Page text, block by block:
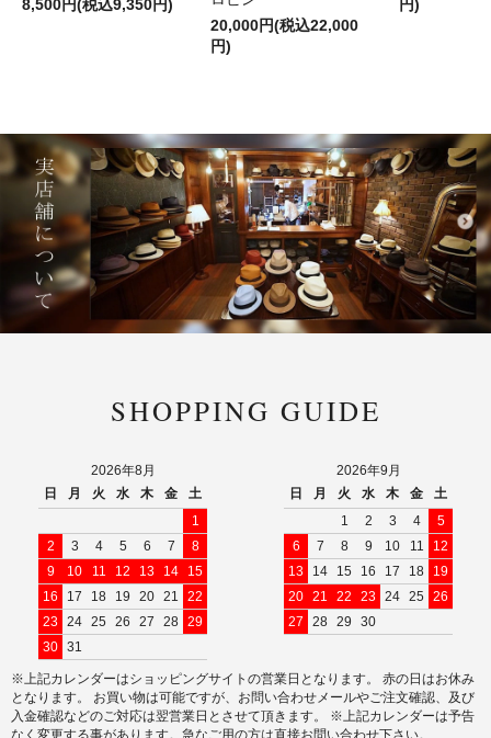
8,500円(税込9,350円)
20,000円(税込22,000
円)
円)
SHOPPING GUIDE
2026年8月
日
月 火 水 木 金
土
1
2
3 4 5 6 7
8
9
10 11 12 13 14
15
16
17 18 19 20 21
22
23 24 25 26 27 28 29
30 31
2026年9月
日
月 火 水 木 金
土
1
2 3 4
5
6
7 8 9 10 11
12
13
14 15 16 17 18
19
20 21 22 23 24 25
26
27
28 29 30
※上記カレンダーはショッピングサイトの営業日となります。 赤の日はお休み
となります。 お買い物は可能ですが、お問い合わせメールやご注文確認、及び
入金確認などのご対応は翌営業日とさせて頂きます。 ※上記カレンダーは予告